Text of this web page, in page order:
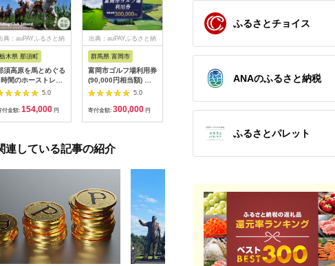
典：auPAYふるさと納
栃木県 那須町
須高原を馬とめぐる
間のホーストレッ
キング 外乗ペア利用
券【平日限定】チケッ
利用券 ペア 体験
5.0
付金額: 154,000 円
出典：auPAYふるさと納
群馬県 富岡市
富岡市ゴルフ場利用券
(90,000円相当額) ゴ
ルフ チケット 平日 土
日 祝日 プレー券 関東
群馬県 首都圏 F20E-
5.0
寄付金額: 300,000 円
三重県 伊勢市
347 まるよし伊勢お
はらい町店 松阪牛焼
肉御膳(150g) ペアお
寄付金額:40,000円
広島県 安芸高田市
フ 八千代カントリー
枚） 広島 安芸高田
寄付金額:36,500円
連している記事の紹介
ふるさとチョイス
ANAのふるさと納税
ふるさとパレット